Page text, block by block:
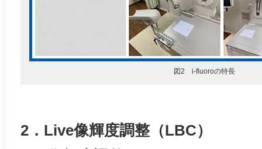
図2 i-fluoroの特長
2．Live像輝度調整（LBC）